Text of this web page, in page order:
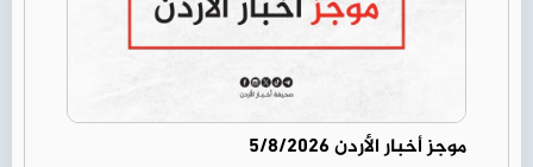
موجز أخبار الأردن 5/8/2026